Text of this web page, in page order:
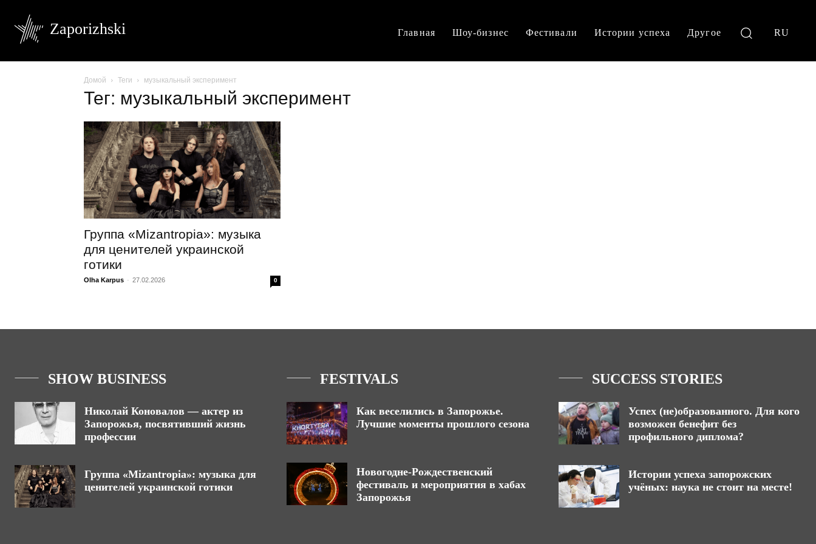
Zaporizhski Главная Шоу-бизнес Фестивали Истории успеха Другое RU
Домой Теги музыкальный эксперимент
Тег: музыкальный эксперимент
Группа «Mizantropia»: музыка
для ценителей украинской
готики
Olha Karpus - 27.02.2026 0
SHOW BUSINESS
Николай Коновалов — актер из
Запорожья, посвятивший жизнь
профессии
Группа «Mizantropia»: музыка для
ценителей украинской готики
FESTIVALS
Как веселились в Запорожье.
Лучшие моменты прошлого сезона
Новогодне-Рождественский
фестиваль и мероприятия в хабах
Запорожья
SUCCESS STORIES
Успех (не)образованного. Для кого
возможен бенефит без
профильного диплома?
Истории успеха запорожских
учёных: наука не стоит на месте!